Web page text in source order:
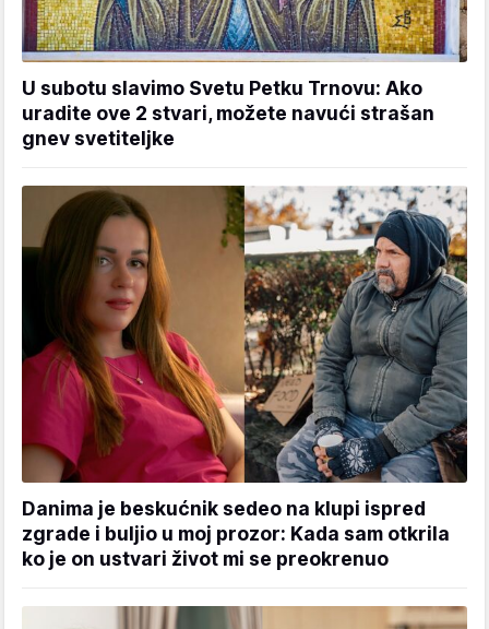
U subotu slavimo Svetu Petku Trnovu: Ako
uradite ove 2 stvari, možete navući strašan
gnev svetiteljke
Danima je beskućnik sedeo na klupi ispred
zgrade i buljio u moj prozor: Kada sam otkrila
ko je on ustvari život mi se preokrenuo